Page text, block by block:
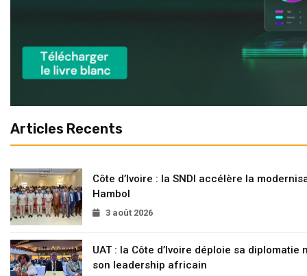
Articles Recents
Côte d’Ivoire : la SNDI accélère la
Hambol
3 août 2026
UAT : la Côte d’Ivoire déploie sa
son leadership africain